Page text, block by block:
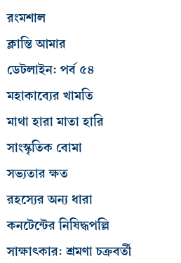
রংমশাল
ক্লান্তি আমার
ডেটলাইন: পর্ব ৫৪
মহাকাব্যের খামতি
মাথা হারা মাতা হারি
সাংস্কৃতিক বোমা
সভ্যতার ক্ষত
রহস্যের অন্য ধারা
কনটেন্টের নিষিদ্ধপল্লি
সাক্ষাৎকার: শ্রমণা চক্রবর্তী